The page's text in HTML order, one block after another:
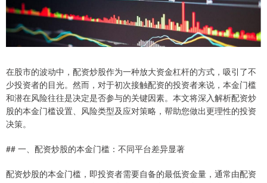
在股市的波动中，配资炒股作为一种放大资金杠杆的方式，吸引了不
少投资者的目光。然而，对于初次接触配资的投资者来说，本金门槛
和潜在风险往往是决定是否参与的关键因素。本文将深入解析配资炒
股的本金门槛设置、风险类型及应对策略，帮助您做出更理性的投资
决策。
## 一、配资炒股的本金门槛：不同平台差异显著
配资炒股的本金门槛，即投资者需要自备的最低资金量，通常由配资